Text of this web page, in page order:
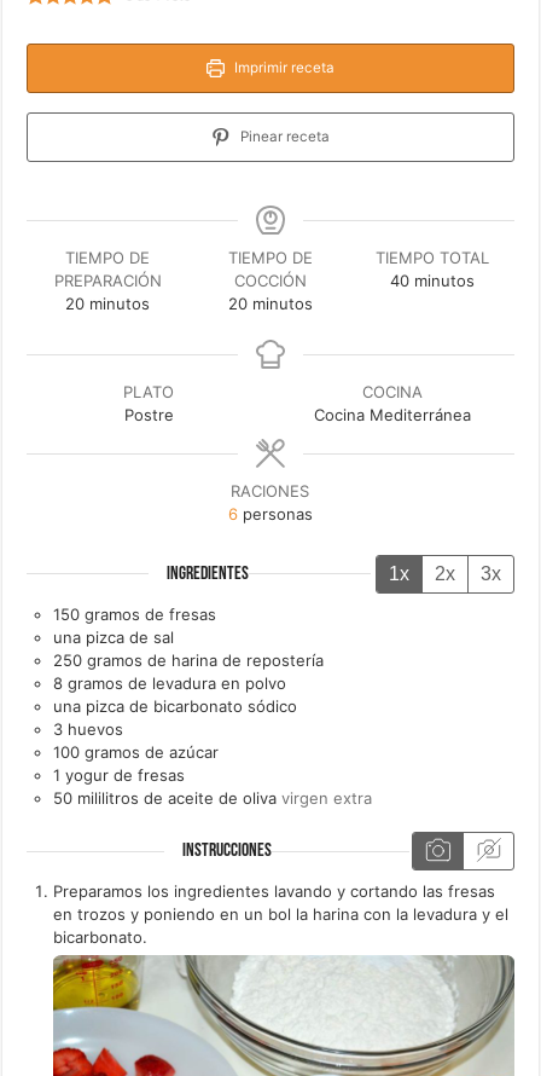
Imprimir receta
Pinear receta
TIEMPO DE
PREPARACIÓN
20minutos
minutos
TIEMPO DE
COCCIÓN
20minutos
minutos
TIEMPO TOTAL
40minutos
minutos
PLATO
Postre
COCINA
Cocina Mediterránea
RACIONES
6 personas
INGREDIENTES 1x 2x 3x
150 gramos de fresas
una pizca de sal
250 gramos de harina de repostería
8 gramos de levadura en polvo
una pizca de bicarbonato sódico
3 huevos
100 gramos de azúcar
1 yogur de fresas
50 mililitros de aceite de oliva virgen extra
INSTRUCCIONES
Preparamos los ingredientes lavando y cortando las fresas
en trozos y poniendo en un bol la harina con la levadura y el
bicarbonato.